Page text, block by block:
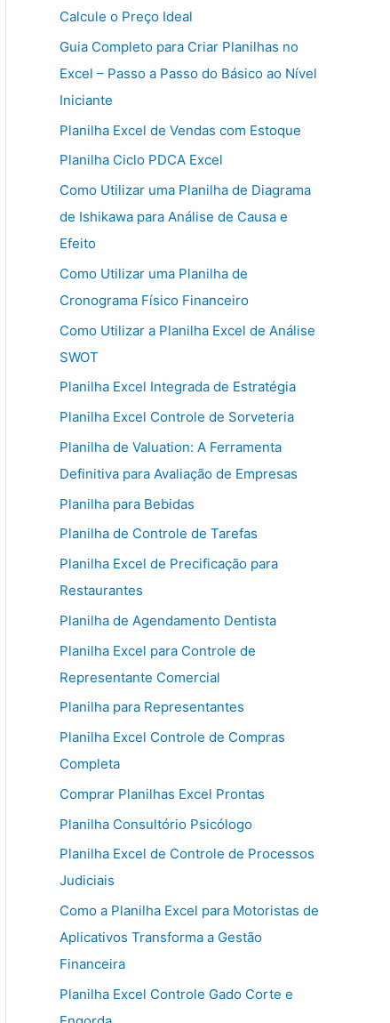
Calcule o Preço Ideal
Guia Completo para Criar Planilhas no
Excel – Passo a Passo do Básico ao Nível
Iniciante
Planilha Excel de Vendas com Estoque
Planilha Ciclo PDCA Excel
Como Utilizar uma Planilha de Diagrama
de Ishikawa para Análise de Causa e
Efeito
Como Utilizar uma Planilha de
Cronograma Físico Financeiro
Como Utilizar a Planilha Excel de Análise
SWOT
Planilha Excel Integrada de Estratégia
Planilha Excel Controle de Sorveteria
Planilha de Valuation: A Ferramenta
Definitiva para Avaliação de Empresas
Planilha para Bebidas
Planilha de Controle de Tarefas
Planilha Excel de Precificação para
Restaurantes
Planilha de Agendamento Dentista
Planilha Excel para Controle de
Representante Comercial
Planilha para Representantes
Planilha Excel Controle de Compras
Completa
Comprar Planilhas Excel Prontas
Planilha Consultório Psicólogo
Planilha Excel de Controle de Processos
Judiciais
Como a Planilha Excel para Motoristas de
Aplicativos Transforma a Gestão
Financeira
Planilha Excel Controle Gado Corte e